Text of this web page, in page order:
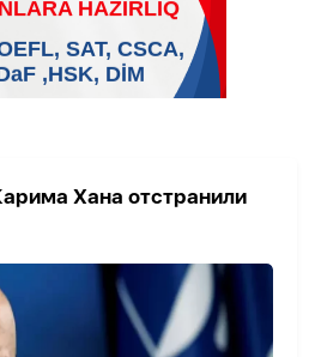
Хана отстранили